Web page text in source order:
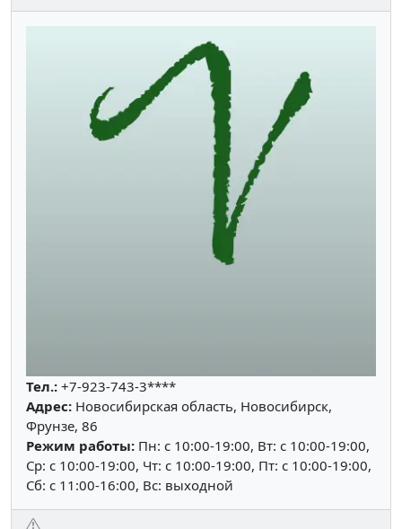
Тел.: +7-923-743-3****
Адрес: Новосибирская область, Новосибирск,
Фрунзе, 86
Режим работы: Пн: c 10:00-19:00, Вт: c 10:00-19:00,
Ср: c 10:00-19:00, Чт: c 10:00-19:00, Пт: c 10:00-19:00,
Сб: c 11:00-16:00, Вс: выходной